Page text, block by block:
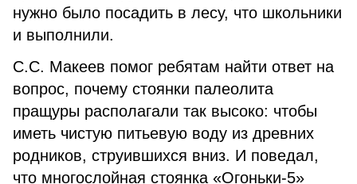
нужно было посадить в лесу, что школьники
и выполнили.
С.С. Макеев помог ребятам най­ти ответ на
вопрос, почему стоянки палеолита
пращуры располагали так высоко: чтобы
иметь чистую питьевую воду из древних
родников, струившихся вниз. И поведал,
что многослойная стоянка «Огоньки-5»